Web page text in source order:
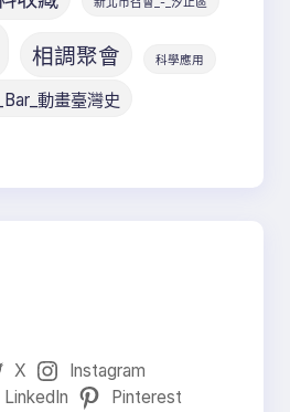
相調聚會 科學應用
動畫臺灣史
X
Instagram
LinkedIn Pinterest